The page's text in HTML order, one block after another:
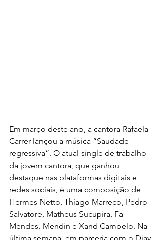
Em março deste ano, a cantora Rafaela
Carrer lançou a música “Saudade
regressiva”. O atual single de trabalho
da jovem cantora, que ganhou
destaque nas plataformas digitais e
redes sociais, é uma composição de
Hermes Netto, Thiago Marreco, Pedro
Salvatore, Matheus Sucupira, Fa
Mendes, Mendin e Xand Campelo. Na